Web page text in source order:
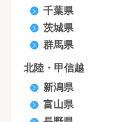
千葉県
茨城県
群馬県
北陸・甲信越
新潟県
富山県